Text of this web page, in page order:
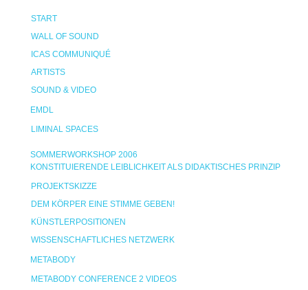
START
WALL OF SOUND
ICAS COMMUNIQUÉ
ARTISTS
SOUND & VIDEO
EMDL
LIMINAL SPACES
SOMMERWORKSHOP 2006
KONSTITUIERENDE LEIBLICHKEIT ALS DIDAKTISCHES PRINZIP
PROJEKTSKIZZE
DEM KÖRPER EINE STIMME GEBEN!
KÜNSTLERPOSITIONEN
WISSENSCHAFTLICHES NETZWERK
METABODY
METABODY CONFERENCE 2 VIDEOS